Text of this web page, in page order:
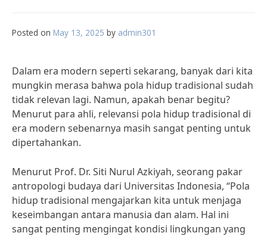
Posted on May 13, 2025 by admin301
Dalam era modern seperti sekarang, banyak dari kita
mungkin merasa bahwa pola hidup tradisional sudah
tidak relevan lagi. Namun, apakah benar begitu?
Menurut para ahli, relevansi pola hidup tradisional di
era modern sebenarnya masih sangat penting untuk
dipertahankan.
Menurut Prof. Dr. Siti Nurul Azkiyah, seorang pakar
antropologi budaya dari Universitas Indonesia, “Pola
hidup tradisional mengajarkan kita untuk menjaga
keseimbangan antara manusia dan alam. Hal ini
sangat penting mengingat kondisi lingkungan yang